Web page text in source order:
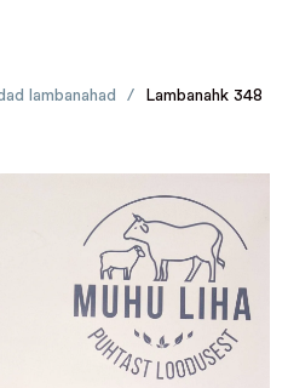
lambanahad /
Lambanahk 348